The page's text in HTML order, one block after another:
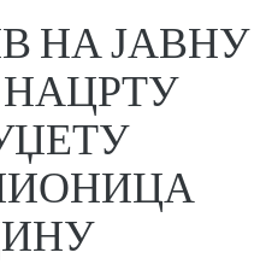
НА ЈАВНУ
НАЦРТУ